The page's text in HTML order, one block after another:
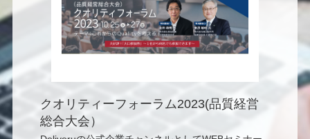
クオリティーフォーラム2023(品質経営
総合大会）